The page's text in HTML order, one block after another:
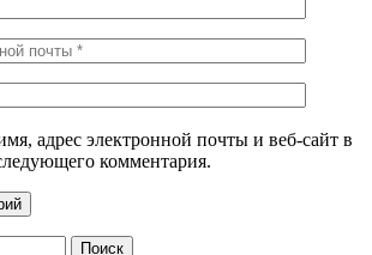
адрес электронной почты и веб-сайт в
комментария.